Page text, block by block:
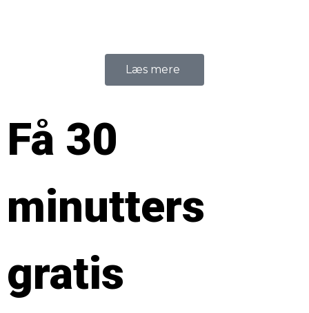
Læs mere
Få 30
minutters
gratis